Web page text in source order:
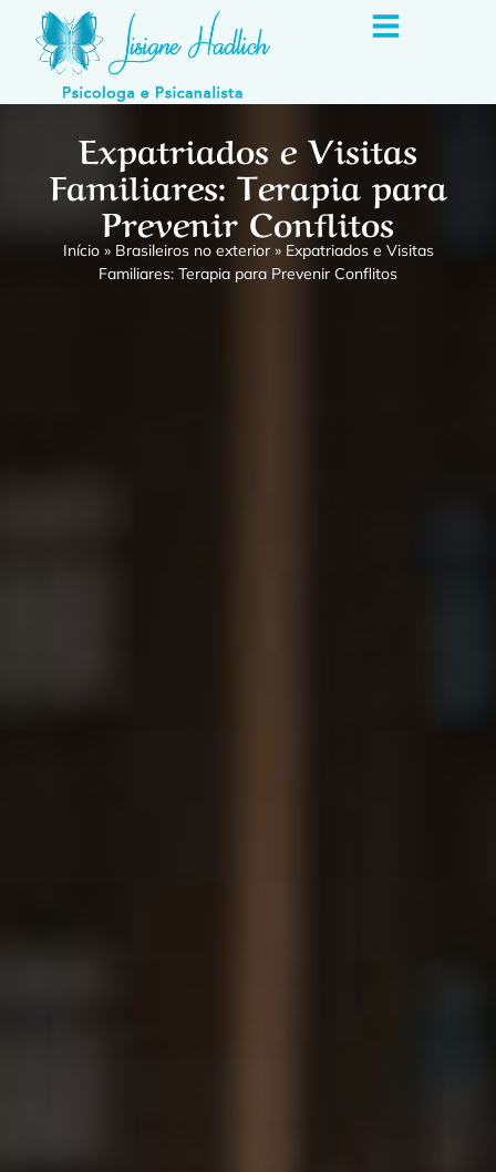
Expatriados e Visitas
Familiares: Terapia para
Prevenir Conflitos
Início» Brasileiros no exterior» Expatriados e Visitas
Familiares: Terapia para Prevenir Conflitos